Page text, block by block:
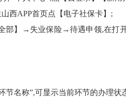
西APP首页点【电子社保卡】;
部】→失业保险→待遇申领,在打
节名称”,可显示当前环节的办理状